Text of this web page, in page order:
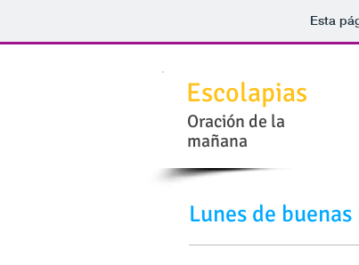
Esta
Escolapias
Oración de la
mañana
Lunes de